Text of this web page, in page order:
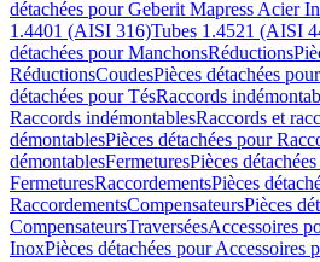
détachées pour Geberit Mapress Acier
1.4401 (AISI 316)Tubes 1.4521 (AISI
détachées pour ManchonsRéductions
RéductionsCoudesPièces détachées
détachées pour TésRaccords
Raccords indémontablesRaccords et
démontablesPièces détachées pour
démontablesFermeturesPièces
FermeturesRaccordementsPièces
RaccordementsCompensateursPièces
CompensateursTraverséesAccessoires
InoxPièces détachées pour Accessoires